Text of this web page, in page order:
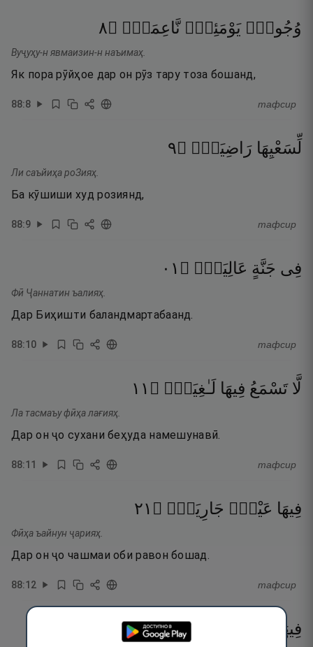
وُجُوهٌۭ يَوْمَئِذٍۢ نَّاعِمَةٌۭ ۝٨
Вуҷуҳу-н явмаизин-н наъимаҳ.
Як пора рӯйҳое дар он рӯз тару тоза бошанд,
88:8 тафсир
لِّسَعْيِهَا رَاضِيَةٌۭ ۝٩
Ли саъйиҳа роЗияҳ.
Ба кӯшиши худ розиянд,
88:9 тафсир
فِى جَنَّةٍ عَالِيَةٍۢ ۝ ١٠
Фӣ Ҷаннатин ъалияҳ.
Дар Биҳишти баландмартабаанд.
88:10 тафсир
لَّا تَسْمَعُ فِيهَا لَـٰغِيَةًۭ ۝ ١١
Ла тасмаъу фӣҳа лағияҳ.
Дар он ҷо сухани беҳуда намешунавӣ.
88:11 тафсир
فِيهَا عَيْنٌۭ جَارِيَةٌۭ ۝ ١٢
Фӣҳа ъайнун ҷарияҳ.
Дар он ҷо чашмаи оби равон бошад.
88:12 тафсир
فِيهَا مَّرْفُوعَةٌۭ ۝١٣